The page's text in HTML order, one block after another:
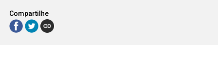
Compartilhe